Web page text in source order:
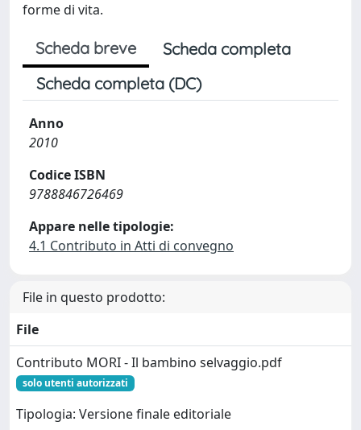
forme di vita.
Scheda breve
Scheda completa
Scheda completa (DC)
Anno
2010
Codice ISBN
9788846726469
Appare nelle tipologie:
4.1 Contributo in Atti di convegno
File in questo prodotto:
File
Contributo MORI - Il bambino selvaggio.pdf
solo utenti autorizzati
Tipologia: Versione finale editoriale